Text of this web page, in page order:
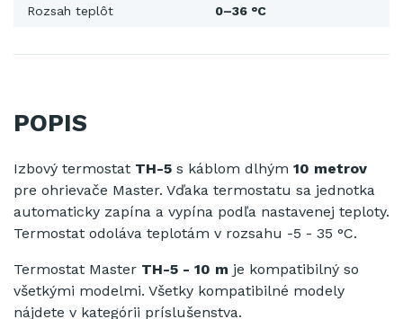
Rozsah teplôt 0–36 °C
POPIS
Izbový termostat TH-5 s káblom dlhým 10 metrov
pre ohrievače Master. Vďaka termostatu sa jednotka
automaticky zapína a vypína podľa nastavenej teploty.
Termostat odoláva teplotám v rozsahu -5 - 35 °C.
Termostat Master TH-5 - 10 m je kompatibilný so
všetkými modelmi. Všetky kompatibilné modely
nájdete v kategórii príslušenstva.